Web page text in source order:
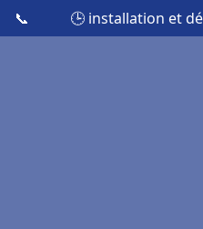
📞 🕒 installation et